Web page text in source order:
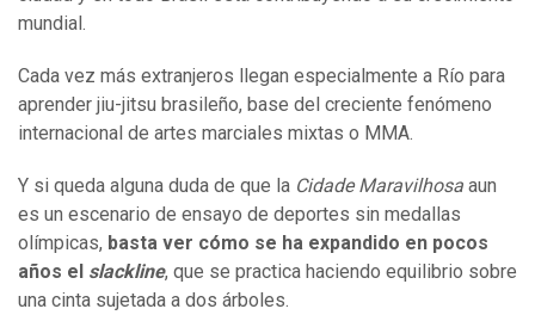
mundial.
Cada vez más extranjeros llegan especialmente a Río para
aprender jiu-jitsu brasileño, base del creciente fenómeno
internacional de artes marciales mixtas o MMA.
Y si queda alguna duda de que la Cidade Maravilhosa aun
es un escenario de ensayo de deportes sin medallas
olímpicas, basta ver cómo se ha expandido en pocos
años el slackline, que se practica haciendo equilibrio sobre
una cinta sujetada a dos árboles.